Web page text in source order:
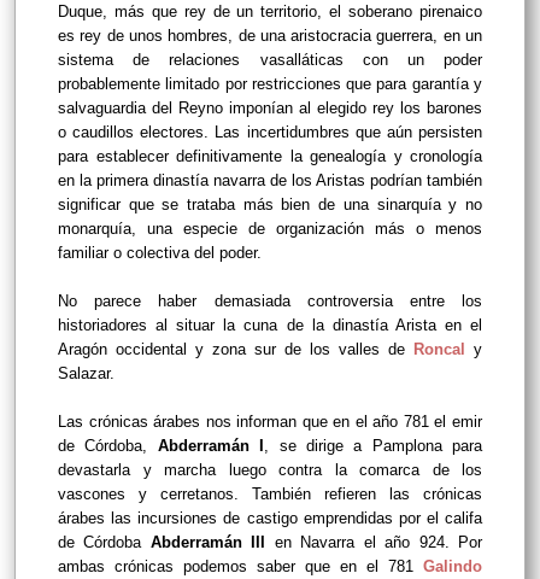
Duque, más que rey de un territorio, el soberano pirenaico
es rey de unos hombres, de una aristocracia guerrera, en un
sistema de relaciones vasalláticas con un poder
probablemente limitado por restricciones que para garantía y
salvaguardia del Reyno imponían al elegido rey los barones
o caudillos electores. Las incertidumbres que aún persisten
para establecer definitivamente la genealogía y cronología
en la primera dinastía navarra de los Aristas podrían también
significar que se trataba más bien de una sinarquía y no
monarquía, una especie de organización más o menos
familiar o colectiva del poder.
No parece haber demasiada controversia entre los
historiadores al situar la cuna de la dinastía Arista en el
Aragón occidental y zona sur de los valles de Roncal y
Salazar.
Las crónicas árabes nos informan que en el año 781 el emir
de Córdoba, Abderramán I , se dirige a Pamplona para
devastarla y marcha luego contra la comarca de los
vascones y cerretanos. También refieren las crónicas
árabes las incursiones de castigo emprendidas por el califa
de Córdoba Abderramán III en Navarra el año 924. Por
ambas crónicas podemos saber que en el 781 Galindo